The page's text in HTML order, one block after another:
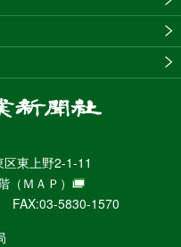
東上野2-1-11
（ＭＡＰ）
FAX:03-5830-1570